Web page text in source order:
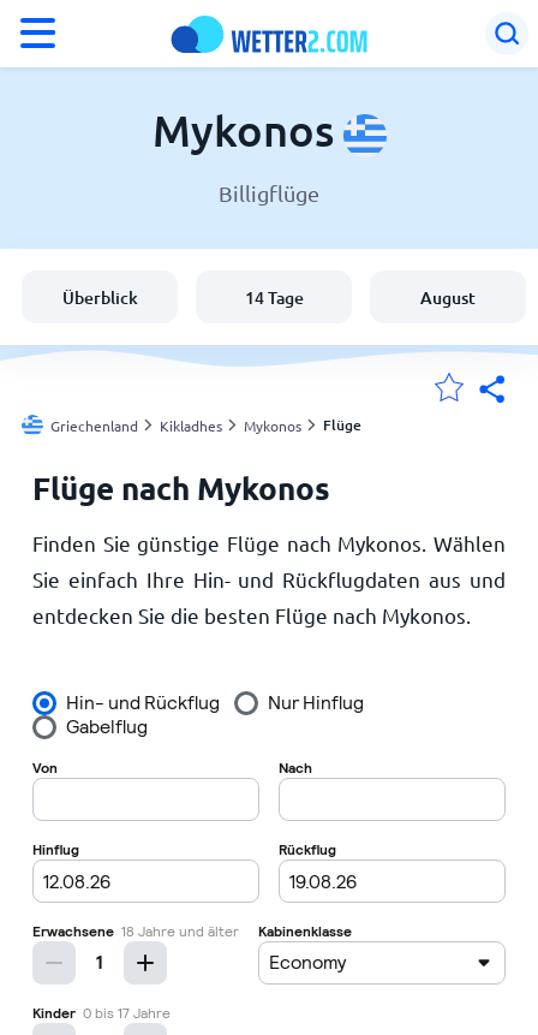
Schweiz
Deutschland
Meine Standorte
Startseite
Mykonos
Billigflüge
Überblick 14 Tage August
Griechenland Kikladhes Mykonos Flüge
Flüge nach Mykonos
Finden Sie günstige Flüge nach Mykonos. Wählen
Sie einfach Ihre Hin- und Rückflugdaten aus und
entdecken Sie die besten Flüge nach Mykonos.